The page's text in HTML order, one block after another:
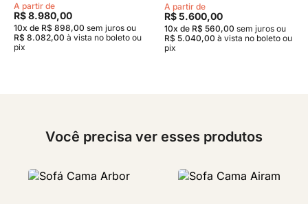
A partir de
R$ 8.980,00
10x de R$ 898,00 sem juros ou
R$ 8.082,00 à vista no boleto ou
pix
A partir de
R$ 5.600,00
10x de R$ 560,00 sem juros ou
R$ 5.040,00 à vista no boleto ou
pix
Você precisa ver esses produtos